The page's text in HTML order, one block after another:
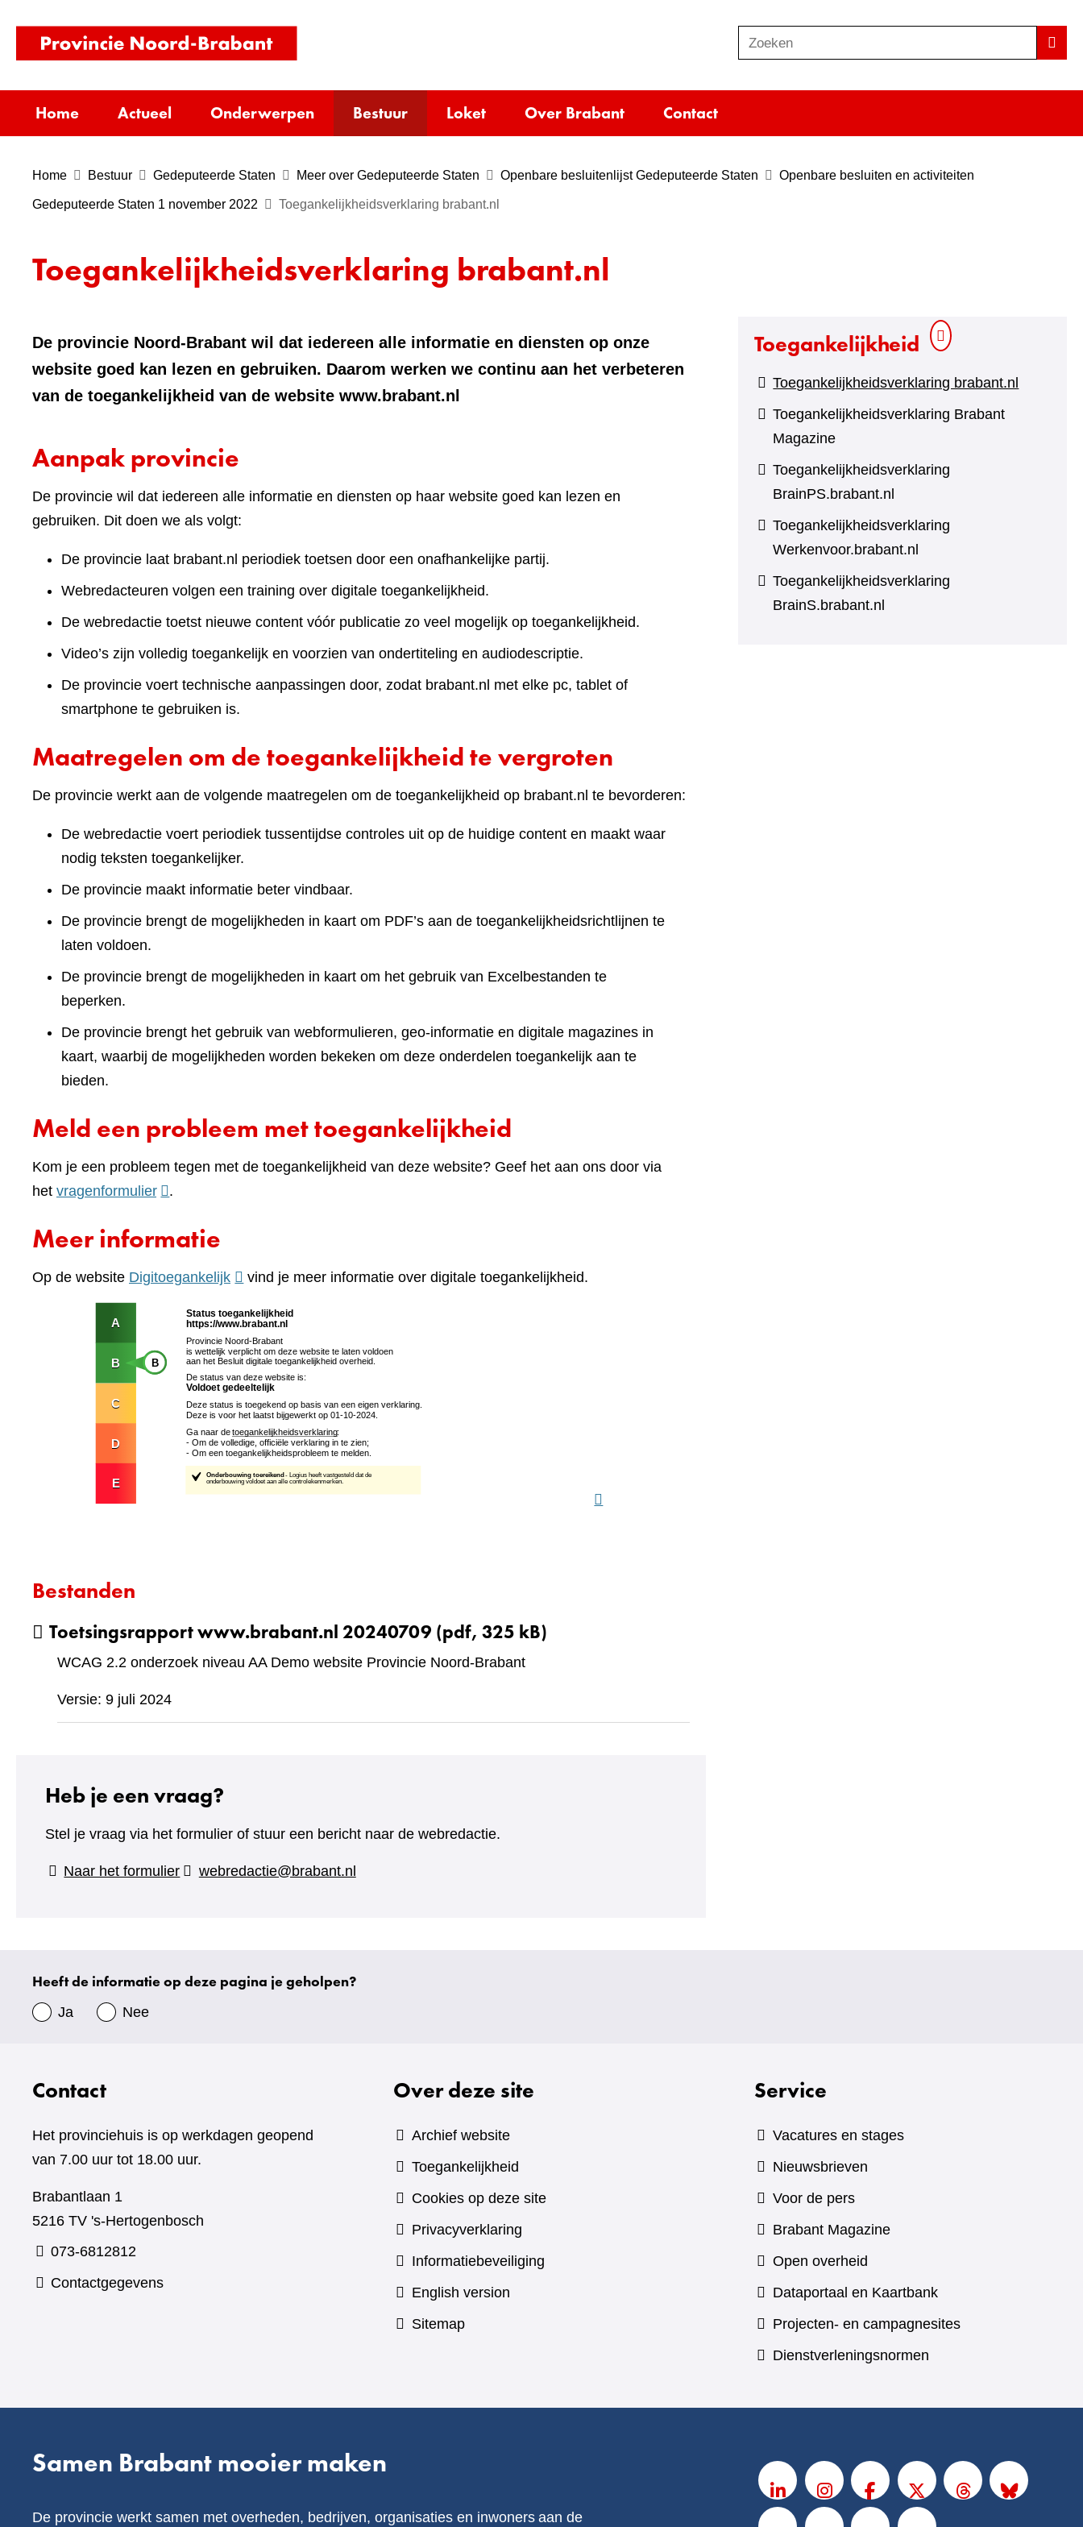
inhoud
homepage)
o
e
e
Zoeken
Home Actueel Onderwerpen Bestuur Loket Over Brabant Contact
Home Bestuur Gedeputeerde Staten Meer over Gedeputeerde Staten Openbare besluitenlijst Gedeputeerde Staten Openbare besluiten en activiteiten
Gedeputeerde Staten 1 november 2022 Toegankelijkheidsverklaring brabant.nl
Toegankelijkheidsverklaring brabant.nl
De provincie Noord-Brabant wil dat iedereen alle informatie en diensten op onze
website goed kan lezen en gebruiken. Daarom werken we continu aan het verbeteren
van de toegankelijkheid van de website www.brabant.nl
Aanpak provincie
De provincie wil dat iedereen alle informatie en diensten op haar website goed kan lezen en
gebruiken. Dit doen we als volgt:
De provincie laat brabant.nl periodiek toetsen door een onafhankelijke partij.
Webredacteuren volgen een training over digitale toegankelijkheid.
De webredactie toetst nieuwe content vóór publicatie zo veel mogelijk op toegankelijkheid.
Video’s zijn volledig toegankelijk en voorzien van ondertiteling en audiodescriptie.
De provincie voert technische aanpassingen door, zodat brabant.nl met elke pc, tablet of
smartphone te gebruiken is.
Maatregelen om de toegankelijkheid te vergroten
De provincie werkt aan de volgende maatregelen om de toegankelijkheid op brabant.nl te bevorderen:
De webredactie voert periodiek tussentijdse controles uit op de huidige content en maakt waar
nodig teksten toegankelijker.
De provincie maakt informatie beter vindbaar.
De provincie brengt de mogelijkheden in kaart om PDF’s aan de toegankelijkheidsrichtlijnen te
laten voldoen.
De provincie brengt de mogelijkheden in kaart om het gebruik van Excelbestanden te
beperken.
De provincie brengt het gebruik van webformulieren, geo-informatie en digitale magazines in
kaart, waarbij de mogelijkheden worden bekeken om deze onderdelen toegankelijk aan te
bieden.
Meld een probleem met toegankelijkheid
Kom je een probleem tegen met de toegankelijkheid van deze website? Geef het aan ons door via
het vragenformulier(verwijst
een
website)
.
Meer informatie
Op de website Digitoegankelijk(verwijst
een
andere
website)
vind je meer informatie over digitale toegankelijkheid.
Bestanden
Toetsingsrapport www.brabant.nl 20240709 (pdf, 325 kB)
WCAG 2.2 onderzoek niveau AA Demo website Provincie Noord-Brabant
Versie: 9 juli 2024
Heb je een vraag?
Stel je vraag via het formulier of stuur een bericht naar de webredactie.
Naar het formulier(verwijst
webredactie@brabant.nl
Toegankelijkheid
Toegankelijkheidsverklaring brabant.nl
Toegankelijkheidsverklaring Brabant
Magazine
Toegankelijkheidsverklaring
BrainPS.brabant.nl
Toegankelijkheidsverklaring
Werkenvoor.brabant.nl
Toegankelijkheidsverklaring
BrainS.brabant.nl
Uw
gegevens
Heeft de informatie op deze pagina je geholpen?
Ja Nee
Contact
Het provinciehuis is op werkdagen geopend
van 7.00 uur tot 18.00 uur.
Brabantlaan 1
5216 TV 's-Hertogenbosch
073-6812812
Contactgegevens
Over deze site
Archief website
Toegankelijkheid
Cookies op deze site
Privacyverklaring
Informatiebeveiliging
English version
Sitemap
Service
Vacatures en stages
Nieuwsbrieven
Voor de pers
Brabant Magazine(verwijst
andere
website)
Open overheid
Dataportaal en Kaartbank(verwijst
naar
Projecten- en campagnesites
Dienstverleningsnormen
Samen Brabant mooier maken
De provincie werkt samen met overheden, bedrijven, organisaties en inwoners aan de LinkedInInstagramFacebook
X